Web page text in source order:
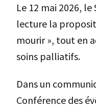
Le 12 mai 2026,
lecture la
mourir », tout en
soins palliatifs.
Dans un
Conférence des